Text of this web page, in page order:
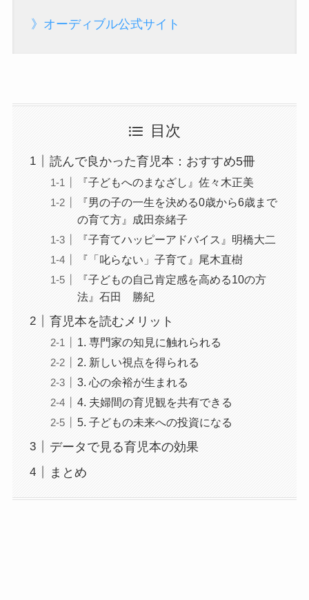
》オーディブル公式サイト
目次
読んで良かった育児本：おすすめ5冊
『子どもへのまなざし』佐々木正美
『男の子の一生を決める0歳から6歳まで
の育て方』成田奈緒子
『子育てハッピーアドバイス』明橋大二
『「叱らない」子育て』尾木直樹
『子どもの自己肯定感を高める10の方
法』石田 勝紀
育児本を読むメリット
1. 専門家の知見に触れられる
2. 新しい視点を得られる
3. 心の余裕が生まれる
4. 夫婦間の育児観を共有できる
5. 子どもの未来への投資になる
データで見る育児本の効果
まとめ